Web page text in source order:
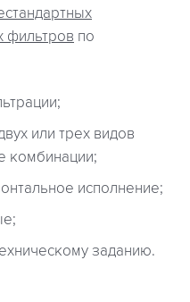
фильтров по
или трех видов
комбинации;
исполнение;
заданию.